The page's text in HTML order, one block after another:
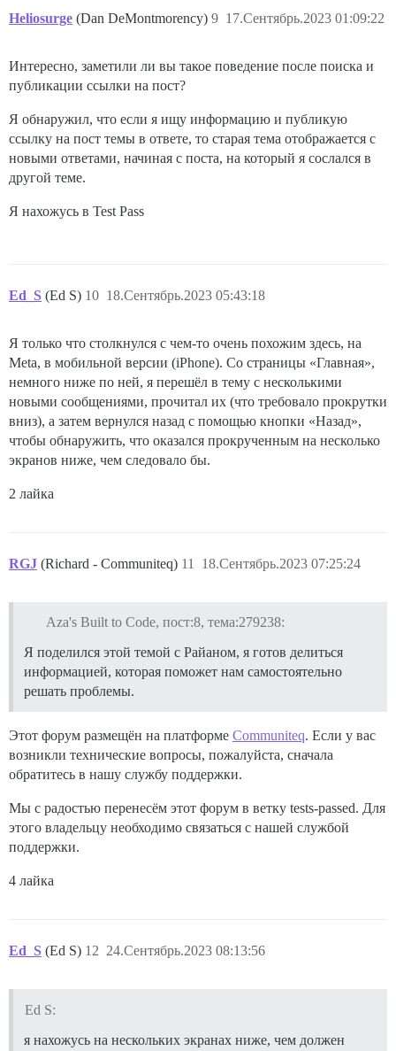
Heliosurge (Dan DeMontmorency) 17.Сентябрь.2023 01:09:22
9
Интересно, заметили ли вы такое поведение после поиска и
публикации ссылки на пост?
Я обнаружил, что если я ищу информацию и публикую
ссылку на пост темы в ответе, то старая тема отображается с
новыми ответами, начиная с поста, на который я сослался в
другой теме.
Я нахожусь в Test Pass
Ed_S (Ed S) 18.Сентябрь.2023 05:43:18
10
Я только что столкнулся с чем-то очень похожим здесь, на
Meta, в мобильной версии (iPhone). Со страницы «Главная»,
немного ниже по ней, я перешёл в тему с несколькими
новыми сообщениями, прочитал их (что требовало прокрутки
вниз), а затем вернулся назад с помощью кнопки «Назад»,
чтобы обнаружить, что оказался прокрученным на несколько
экранов ниже, чем следовало бы.
2 лайка
RGJ (Richard - Communiteq) 18.Сентябрь.2023 07:25:24
11
Aza's Built to Code, пост:8, тема:279238:
Я поделился этой темой с Райаном, я готов делиться
информацией, которая поможет нам самостоятельно
решать проблемы.
Этот форум размещён на платформе Communiteq. Если у вас
возникли технические вопросы, пожалуйста, сначала
обратитесь в нашу службу поддержки.
Мы с радостью перенесём этот форум в ветку tests-passed. Для
этого владельцу необходимо связаться с нашей службой
поддержки.
4 лайка
Ed_S (Ed S) 24.Сентябрь.2023 08:13:56
12
Ed S:
я нахожусь на нескольких экранах ниже, чем должен